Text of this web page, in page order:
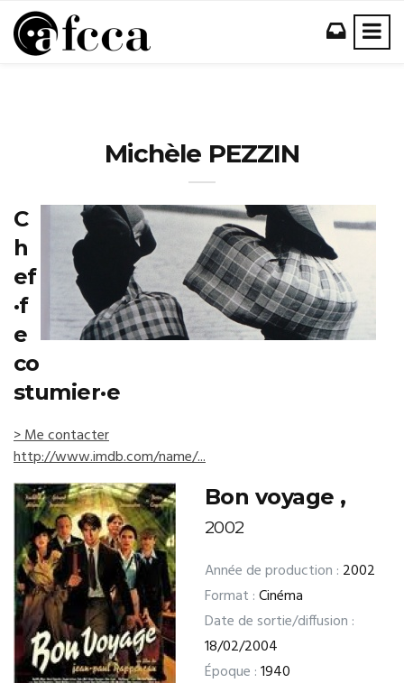
Michèle PEZZIN
C
h
ef
·f
e
co
stumier·e
> Me contacter
http://www.imdb.com/name/...
Bon voyage ,
2002
Année de production : 2002
Format :Cinéma
Date de sortie/diffusion :
18/02/2004
Époque :1940